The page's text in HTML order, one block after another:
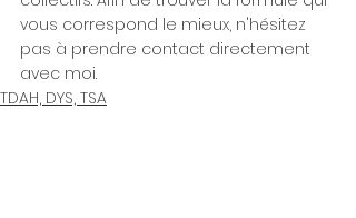
vous correspond le mieux, n'hésitez
pas à prendre contact directement
avec moi.
TDAH, DYS, TSA